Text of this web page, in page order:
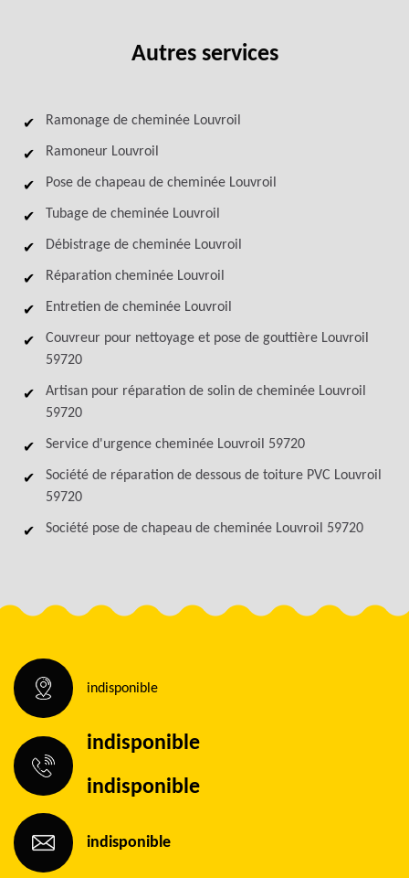
Autres services
Ramonage de cheminée Louvroil
Ramoneur Louvroil
Pose de chapeau de cheminée Louvroil
Tubage de cheminée Louvroil
Débistrage de cheminée Louvroil
Réparation cheminée Louvroil
Entretien de cheminée Louvroil
Couvreur pour nettoyage et pose de gouttière Louvroil
59720
Artisan pour réparation de solin de cheminée Louvroil
59720
Service d'urgence cheminée Louvroil 59720
Société de réparation de dessous de toiture PVC Louvroil
59720
Société pose de chapeau de cheminée Louvroil 59720
indisponible
indisponible
indisponible
indisponible